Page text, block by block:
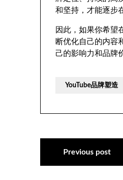
和坚持，才能逐步
因此，如果你希望
断优化自己的内容
己的影响力和品牌
YouTube品牌塑造
章
Previous post